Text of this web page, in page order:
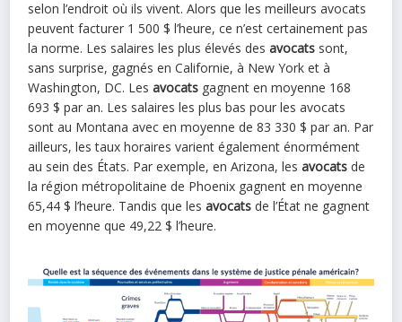
selon l’endroit où ils vivent. Alors que les meilleurs avocats
peuvent facturer 1 500 $ l’heure, ce n’est certainement pas
la norme. Les salaires les plus élevés des avocats sont,
sans surprise, gagnés en Californie, à New York et à
Washington, DC. Les avocats gagnent en moyenne 168
693 $ par an. Les salaires les plus bas pour les avocats
sont au Montana avec en moyenne de 83 330 $ par an. Par
ailleurs, les taux horaires varient également énormément
au sein des États. Par exemple, en Arizona, les avocats de
la région métropolitaine de Phoenix gagnent en moyenne
65,44 $ l’heure. Tandis que les avocats de l’État ne gagnent
en moyenne que 49,22 $ l’heure.